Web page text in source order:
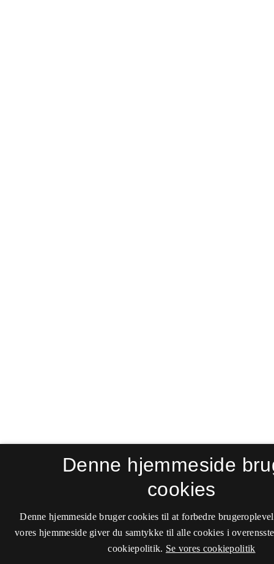
Denne hjemmeside
cookies
Denne hjemmeside bruger cookies til at forbedre
vores hjemmeside giver du samtykke til alle cookies i
cookiepolitik. Se vores cookiepolitik